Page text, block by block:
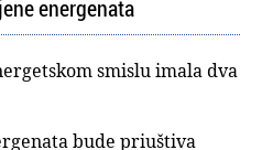
energenata
smislu imala dva
bude priuštiva